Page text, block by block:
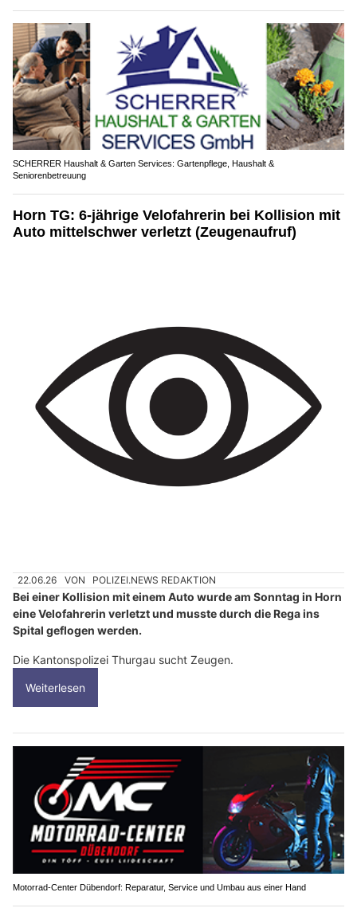
SCHERRER Haushalt & Garten Services: Gartenpflege, Haushalt &
Seniorenbetreuung
Horn TG: 6-jährige Velofahrerin bei Kollision mit
Auto mittelschwer verletzt (Zeugenaufruf)
22.06.26 VON POLIZEI.NEWS REDAKTION
Bei einer Kollision mit einem Auto wurde am Sonntag in Horn
eine Velofahrerin verletzt und musste durch die Rega ins
Spital geflogen werden.
Die Kantonspolizei Thurgau sucht Zeugen.
Weiterlesen
Motorrad-Center Dübendorf: Reparatur, Service und Umbau aus einer Hand